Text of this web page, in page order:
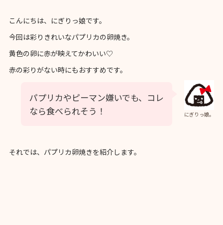
こんにちは、にぎりっ娘です。
今回は彩りきれいなパプリカの卵焼き。
黄色の卵に赤が映えてかわいい♡
赤の彩りがない時にもおすすめです。
にぎりっ娘。
パプリカやピーマン嫌いでも、コレ
なら食べられそう！
それでは、パプリカ卵焼きを紹介します。